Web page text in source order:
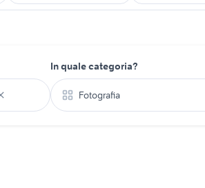
In quale categoria?
Fotografia